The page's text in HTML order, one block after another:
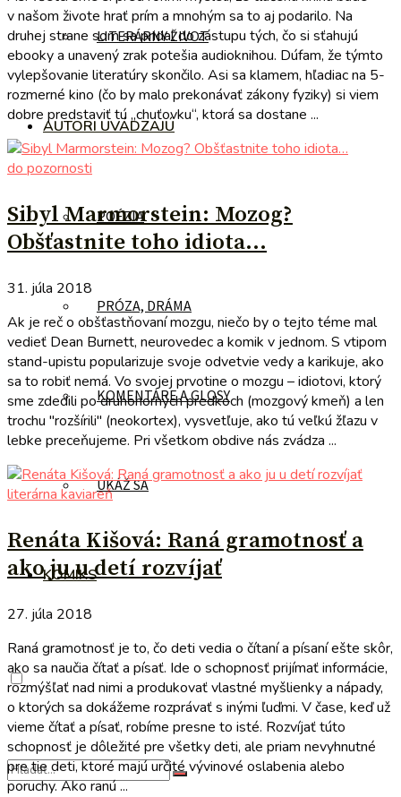
LITERÁRNY ŽIVOT
AUTORI UVÁDZAJÚ
POÉZIA
PRÓZA, DRÁMA
KOMENTÁRE A GLOSY
UKÁŽ SA
KOMIKS
v našom živote hrať prím a mnohým sa to aj podarilo. Na
druhej strane som sa pridal do zástupu tých, čo si sťahujú
ebooky a unavený zrak potešia audioknihou. Dúfam, že týmto
vylepšovanie literatúry skončilo. Asi sa klamem, hľadiac na 5-
rozmerné kino (čo by malo prekonávať zákony fyziky) si viem
dobre predstaviť tú „chuťovku“, ktorá sa dostane ...
do pozornosti
Sibyl Marmorstein: Mozog?
Obšťastnite toho idiota…
31. júla 2018
Ak je reč o obšťastňovaní mozgu, niečo by o tejto téme mal
vedieť Dean Burnett, neurovedec a komik v jednom. S vtipom
stand-upistu popularizuje svoje odvetvie vedy a karikuje, ako
sa to robiť nemá. Vo svojej prvotine o mozgu – idiotovi, ktorý
sme zdedili po druhohorných predkoch (mozgový kmeň) a len
trochu "rozšírili" (neokortex), vysvetľuje, ako tú veľkú žľazu v
lebke preceňujeme. Pri všetkom obdive nás zvádza ...
literárna kaviareň
Renáta Kišová: Raná gramotnosť a
ako ju u detí rozvíjať
27. júla 2018
Raná gramotnosť je to, čo deti vedia o čítaní a písaní ešte skôr,
ako sa naučia čítať a písať. Ide o schopnosť prijímať informácie,
rozmýšľať nad nimi a produkovať vlastné myšlienky a nápady,
o ktorých sa dokážeme rozprávať s inými ľuďmi. V čase, keď už
vieme čítať a písať, robíme presne to isté. Rozvíjať túto
schopnosť je dôležité pre všetky deti, ale priam nevyhnutné
pre tie deti, ktoré majú určité vývinové oslabenia alebo
poruchy. Ako ranú ...